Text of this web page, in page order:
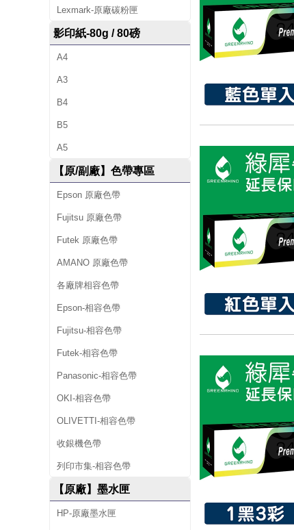
Lexmark-原廠碳粉匣
影印紙-80g / 80磅
A4
A3
B4
B5
A5
【原/副廠】色帶專區
Epson 原廠色帶
Fujitsu 原廠色帶
Futek 原廠色帶
AMANO 原廠色帶
各廠牌相容色帶
Epson-相容色帶
Fujitsu-相容色帶
Futek-相容色帶
Panasonic-相容色帶
OKI-相容色帶
OLIVETTI-相容色帶
收銀機色帶
列印市集-相容色帶
【原廠】墨水匣
HP-原廠墨水匣